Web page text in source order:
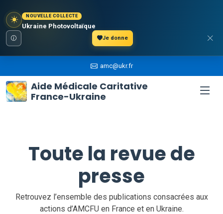
NOUVELLE COLLECTE
Ukraine Photovoltaïque
Je donne
amc@ukr.fr
Aide Médicale Caritative
France-Ukraine
Toute la revue de
presse
Retrouvez l’ensemble des publications consacrées aux
actions d’AMCFU en France et en Ukraine.